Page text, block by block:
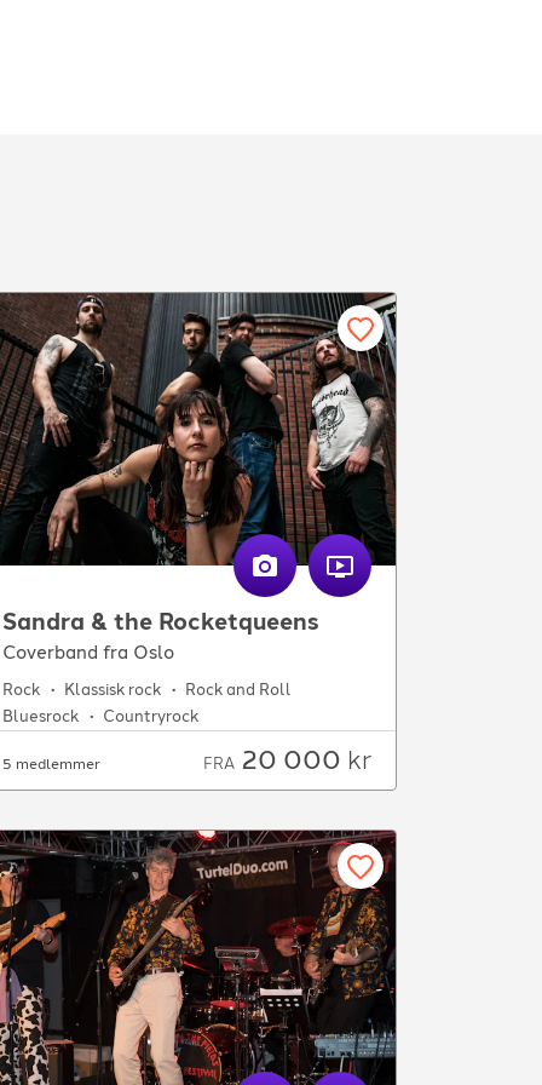
Sandra & the Rocketqueens
Coverband fra Oslo
Rock Klassisk rock
Rock and Roll
Bluesrock
Countryrock
5 medlemmer FRA 20 000 kr